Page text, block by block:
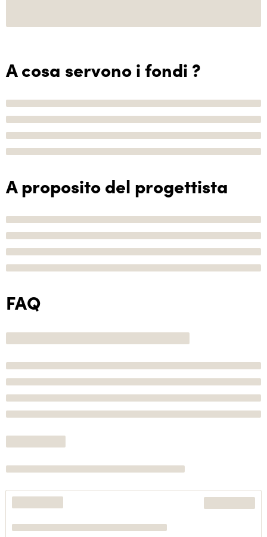
A cosa servono i fondi ?
A proposito del progettista
FAQ